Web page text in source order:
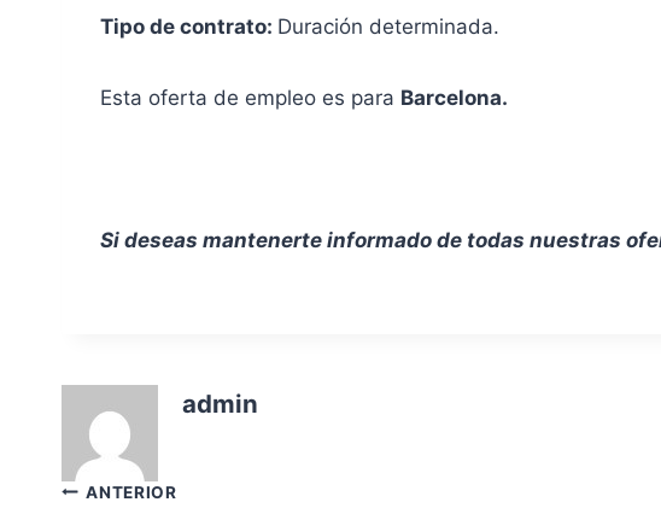
Tipo de contrato: Duración determinada.
Esta oferta de empleo es para Barcelona.
Si deseas mantenerte informado de todas nuestras
admin
Navegación
ANTERIOR